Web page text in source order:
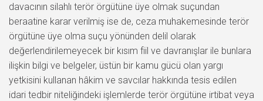
davacının silahlı terör örgütüne üye olmak suçundan
beraatine karar verilmiş ise de, ceza muhakemesinde terör
örgütüne üye olma suçu yönünden delil olarak
değerlendirilemeyecek bir kısım fiil ve davranışlar ile bunlara
ilişkin bilgi ve belgeler, üstün bir kamu gücü olan yargı
yetkisini kullanan hâkim ve savcılar hakkında tesis edilen
idari tedbir niteliğindeki işlemlerde terör örgütüne irtibat veya